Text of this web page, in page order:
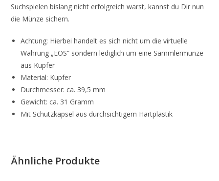
Suchspielen bislang nicht erfolgreich warst, kannst du Dir nun
die Münze sichern.
Achtung: Hierbei handelt es sich nicht um die virtuelle
Währung „EOS“ sondern lediglich um eine Sammlermünze
aus Kupfer
Material: Kupfer
Durchmesser: ca. 39,5 mm
Gewicht: ca. 31 Gramm
Mit Schutzkapsel aus durchsichtigem Hartplastik
Ähnliche Produkte